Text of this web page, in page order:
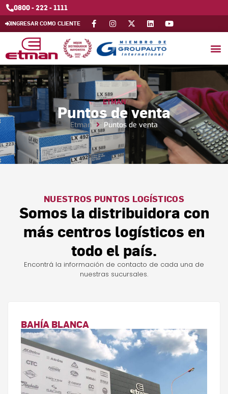
0800 - 222 - 1111
INGRESAR COMO CLIENTE
ETMAN
Puntos de venta
Etman Puntos de venta
NUESTROS PUNTOS LOGÍSTICOS
Somos la distribuidora con
más centros logísticos en
todo el país.
Encontrá la información de contacto de cada una de
nuestras sucursales.
BAHÍA BLANCA